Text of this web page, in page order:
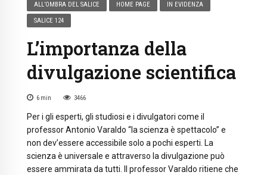
ALL’OMBRA DEL SALICE HOME PAGE IN EVIDENZA
SALICE 124
L’importanza della
divulgazione scientifica
6 min 3466
Per i gli esperti, gli studiosi e i divulgatori come il
professor Antonio Varaldo “la scienza è spettacolo” e
non dev’essere accessibile solo a pochi esperti. La
scienza è universale e attraverso la divulgazione può
essere ammirata da tutti. Il professor Varaldo ritiene che